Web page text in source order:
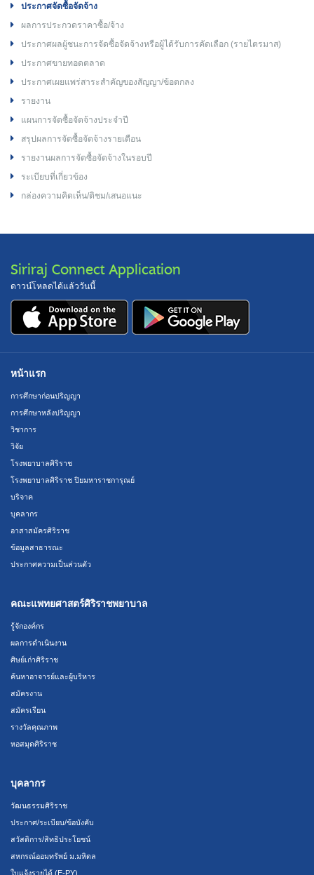
ประกาศจัดซื้อจัดจ้าง
ผลการประกวดราคาซื้อ/จ้าง
ประกาศผลผู้ชนะการจัดซื้อจัดจ้างหรือผู้ได้รับการคัดเลือก (รายไตรมาส)
ประกาศขายทอดตลาด
ประกาศเผยแพร่สาระสำคัญของสัญญา/ข้อตกลง
รายงาน
แผนการจัดซื้อจัดจ้างประจำปี
สรุปผลการจัดซื้อจัดจ้างรายเดือน
รายงานผลการจัดซื้อจัดจ้างในรอบปี
ระเบียบที่เกี่ยวข้อง
กล่องความคิดเห็น/ติชม/เสนอแนะ
Siriraj Connect Application
ดาวน์โหลดได้แล้ววันนี้
หน้าแรก
การศึกษาก่อนปริญญา
การศึกษาหลังปริญญา
วิชาการ
วิจัย
โรงพยาบาลศิริราช
โรงพยาบาลศิริราช ปิยมหาราชการุณย์
บริจาค
บุคลากร
อาสาสมัครศิริราช
ข้อมูลสาธารณะ
ประกาศความเป็นส่วนตัว
คณะแพทยศาสตร์ศิริราชพยาบาล
รู้จักองค์กร
ผลการดำเนินงาน
ศิษย์เก่าศิริราช
ค้นหาอาจารย์และผู้บริหาร
สมัครงาน
สมัครเรียน
รางวัลคุณภาพ
หอสมุดศิริราช
บุคลากร
วัฒนธรรมศิริราช
ประกาศ/ระเบียบ/ข้อบังคับ
สวัสดิการ/สิทธิประโยชน์
สหกรณ์ออมทรัพย์ ม.มหิดล
ใบแจ้งรายได้ (E-PY)